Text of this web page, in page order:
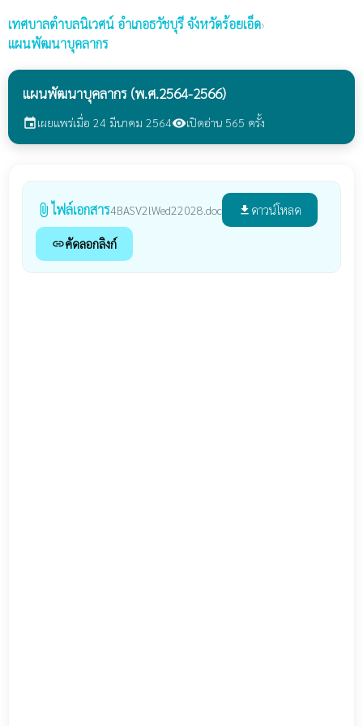
เทศบาลตำบลนิเวศน์ อำเภอธวัชบุรี จังหวัดร้อยเอ็ด›
แผนพัฒนาบุคลากร
แผนพัฒนาบุคลากร (พ.ศ.2564-2566)
eventเผยแพร่เมื่อ 24 มีนาคม 2564visibilityเปิดอ่าน 565 ครั้ง
attach_file ไฟล์เอกสาร4BASV2lWed22028.doc file_download ดาวน์โหลด
linkคัดลอกลิงก์